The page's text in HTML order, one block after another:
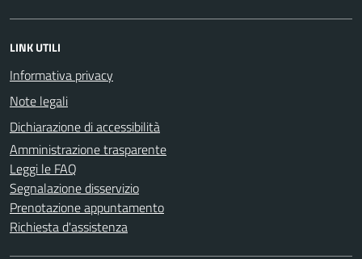
LINK UTILI
Informativa privacy
Note legali
Dichiarazione di accessibilità
Amministrazione trasparente
Leggi le FAQ
Segnalazione disservizio
Prenotazione appuntamento
Richiesta d'assistenza